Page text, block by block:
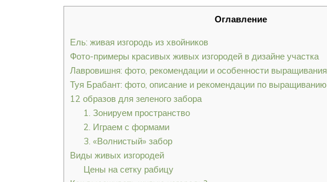
Оглавление
Ель: живая изгородь из хвойников
Фото-примеры красивых живых изгородей в дизайне участка
Лавровишня: фото, рекомендации и особенности выращивания
Туя Брабант: фото, описание и рекомендации по выращиванию
12 образов для зеленого забора
1. Зонируем пространство
2. Играем с формами
3. «Волнистый» забор
Виды живых изгородей
Цены на сетку рабицу